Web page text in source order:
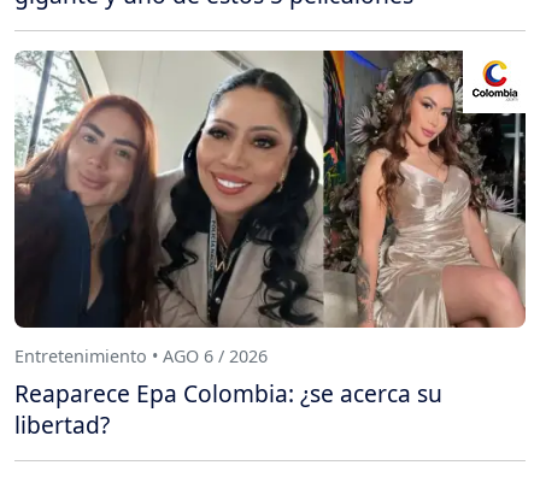
Entretenimiento • AGO 6 / 2026
Reaparece Epa Colombia: ¿se acerca su
libertad?